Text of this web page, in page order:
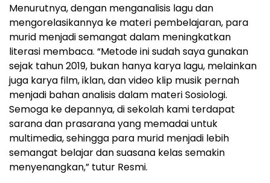
Menurutnya, dengan menganalisis lagu dan
mengorelasikannya ke materi pembelajaran, para
murid menjadi semangat dalam meningkatkan
literasi membaca. “Metode ini sudah saya gunakan
sejak tahun 2019, bukan hanya karya lagu, melainkan
juga karya film, iklan, dan video klip musik pernah
menjadi bahan analisis dalam materi Sosiologi.
Semoga ke depannya, di sekolah kami terdapat
sarana dan prasarana yang memadai untuk
multimedia, sehingga para murid menjadi lebih
semangat belajar dan suasana kelas semakin
menyenangkan,” tutur Resmi.